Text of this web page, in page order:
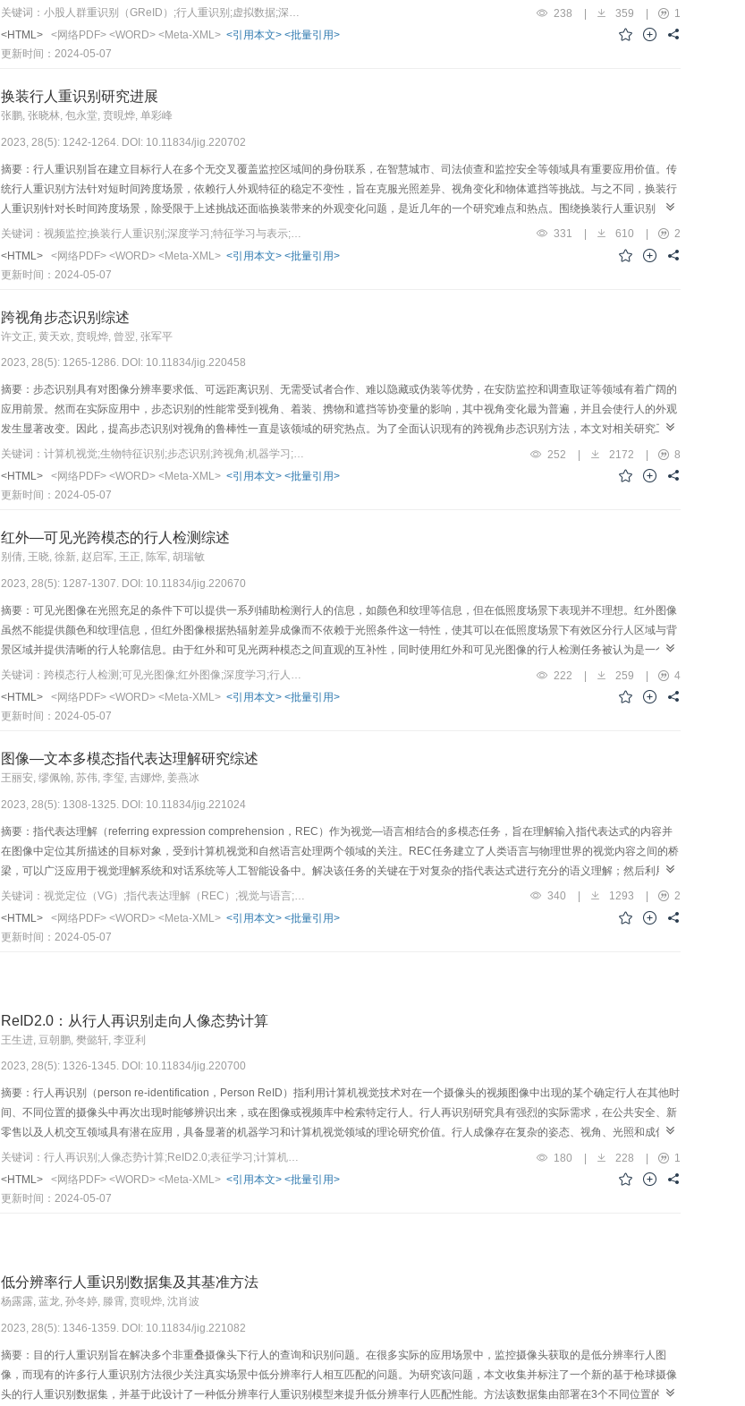
别技术的研究进展进行了全面的梳理回顾。首先简要介绍本领域的研究背景，对基本概念、数据集和相关技术进行了简要总结。在此基础上，对
多种小股人群重识别算法进行了详细的介绍，并在多个数据集上对前沿算法进行性能对比。最后，对该任务进行展望。整体而言，与行人重识别
相比，小股人群重识别的现有方法在具体场景下的特定挑战性能表现欠佳，还需要从数据收集和方法设计两方面进一步探讨。此外，现有的小股
推动。
关键词：小股人群重识别（GReID）;行人重识别;虚拟数据;深度学习;特征学习;度量学习;Transformer 238 | 359 |
1
<HTML>
<网络PDF> <WORD> <Meta-XML> <引用本文> <批量引用>
更新时间：2024-05-07
换装行人重识别研究进展
张鹏, 张晓林, 包永堂, 贲晛烨, 单彩峰
2023, 28(5): 1242-1264. DOI: 10.11834/jig.220702
摘要：行人重识别旨在建立目标行人在多个无交叉覆盖监控区域间的身份联系，在智慧城市、司法侦查和监控安全等领域具有重要应用价值。传
统行人重识别方法针对短时间跨度场景，依赖行人外观特征的稳定不变性，旨在克服光照差异、视角变化和物体遮挡等挑战。与之不同，换装行
人重识别针对长时间跨度场景，除受限于上述挑战还面临换装带来的外观变化问题，是近几年的一个研究难点和热点。围绕换装行人重识别，本
文从数据集和解决方法两个方面综述国内外研究进展，探讨面临的挑战和难点。首先，梳理并比较了当前针对换装行人重识别的数据集，从采集
方式、行人及样本数量等方面分析其挑战性和面临的局限性。然后，在简单回顾换装行人重识别发展历史的基础上，将其归纳为基于非视觉传感
器的方法和基于视觉相机的方法两类。针对基于非视觉传感器的方法，介绍了深度传感器、射频信号等在换装行人重识别中的应用。针对基于视
当前换装行人重识别面临的问题并展望未来的发展趋势，旨在为相关研究提供参考。
关键词：视频监控;换装行人重识别;深度学习;特征学习与表示;生物特征;特征解耦;数据驱动学习 331 610
2
<HTML>
<网络PDF> <WORD> <Meta-XML> <引用本文> <批量引用>
更新时间：2024-05-07
跨视角步态识别综述
许文正, 黄天欢, 贲晛烨, 曾翌, 张军平
2023, 28(5): 1265-1286. DOI: 10.11834/jig.220458
摘要：步态识别具有对图像分辨率要求低、可远距离识别、无需受试者合作、难以隐藏或伪装等优势，在安防监控和调查取证等领域有着广阔的
应用前景。然而在实际应用中，步态识别的性能常受到视角、着装、携物和遮挡等协变量的影响，其中视角变化最为普遍，并且会使行人的外观
发生显著改变。因此，提高步态识别对视角的鲁棒性一直是该领域的研究热点。为了全面认识现有的跨视角步态识别方法，本文对相关研究工作
进行了梳理和综述。首先，从基本概念、数据采集方式和发展历程等角度简要介绍了该领域的研究背景，在此基础上，整理并分析了基于视频的
主流跨视角步态数据库；然后，从基于3维步态信息的识别方法、基于视角转换模型的识别方法、基于视角不变特征的识别方法和基于深度学习
的识别方法4个方面详细介绍了跨视角步态识别方法。最后，在CASIA-B（CASIA gait database， dataset B）、OU-ISIR LP（OU-ISIR gait
表性方法的性能进行了对比分析，并指出跨视角步态识别的未来研究方向。
关键词：计算机视觉;生物特征识别;步态识别;跨视角;机器学习;深度学习;神经网络 252 2172
8
<HTML>
<网络PDF> <WORD> <Meta-XML> <引用本文> <批量引用>
更新时间：2024-05-07
红外—可见光跨模态的行人检测综述
别倩, 王晓, 徐新, 赵启军, 王正, 陈军, 胡瑞敏
2023, 28(5): 1287-1307. DOI: 10.11834/jig.220670
摘要：可见光图像在光照充足的条件下可以提供一系列辅助检测行人的信息，如颜色和纹理等信息，但在低照度场景下表现并不理想。红外图像
虽然不能提供颜色和纹理信息，但红外图像根据热辐射差异成像而不依赖于光照条件这一特性，使其可以在低照度场景下有效区分行人区域与背
景区域并提供清晰的行人轮廓信息。由于红外和可见光两种模态之间直观的互补性，同时使用红外和可见光图像的行人检测任务被认为是一个很
有前景的研究方向，受到了广泛关注，大幅促进了在安防（如安全监控和自动驾驶）和疫情防控等领域应用的发展。本文对红外—可见光跨模态
的行人检测工作进行全面梳理，并对未来方向进行深入思考。首先，该课题具有独特性质。可见光图像对应三通道的颜色信息而红外图像对应单
通道的温差信息，如何在两种模态存在本质差异的前提下，充分利用二者的互补性是红外—可见光跨模态行人检测领域的核心挑战和主要任务。
准和融合不充分两类问题。针对实际应用难的问题，又分为标注成本、实时检测和硬件成本3类问题。本文依次对跨模态行人检测的主要研究方
向展开细致且全面的描述并进行相应的总结。然后，详细地介绍与跨模态行人检测相关的数据集和评价指标，并以不同的评价指标对相关方法在
关键词：跨模态行人检测;可见光图像;红外图像;深度学习;行人检测 222 | 259 |
4
<HTML>
<网络PDF> <WORD> <Meta-XML> <引用本文> <批量引用>
更新时间：2024-05-07
图像—文本多模态指代表达理解研究综述
王丽安, 缪佩翰, 苏伟, 李玺, 吉娜烨, 姜燕冰
2023, 28(5): 1308-1325. DOI: 10.11834/jig.221024
摘要：指代表达理解（referring expression comprehension，REC）作为视觉—语言相结合的多模态任务，旨在理解输入指代表达式的内容并
在图像中定位其所描述的目标对象，受到计算机视觉和自然语言处理两个领域的关注。REC任务建立了人类语言与物理世界的视觉内容之间的桥
梁，可以广泛应用于视觉理解系统和对话系统等人工智能设备中。解决该任务的关键在于对复杂的指代表达式进行充分的语义理解；然后利用语
义信息对包含多个对象的图像进行关系推理以及对象筛选，最终在图像中唯一地定位目标对象。本文从计算机视觉的视角出发对REC任务进行了
综述，首先介绍该任务的通用处理流程。然后，重点对REC领域现有方法进行分类总结，根据视觉数据表征粒度的不同，划分为基于区域卷积粒
度视觉表征、基于网格卷积粒度视觉表征以及基于图像块粒度视觉表征的方法；并进一步按照视觉—文本特征融合模块的建模方式进行了更细粒
340 1293
2
<HTML>
<网络PDF> <WORD> <Meta-XML> <引用本文> <批量引用>
更新时间：2024-05-07
ReID2.0：从行人再识别走向人像态势计算
王生进, 豆朝鹏, 樊懿轩, 李亚利
2023, 28(5): 1326-1345. DOI: 10.11834/jig.220700
摘要：行人再识别（person re-identification，Person ReID）指利用计算机视觉技术对在一个摄像头的视频图像中出现的某个确定行人在其他时
间、不同位置的摄像头中再次出现时能够辨识出来，或在图像或视频库中检索特定行人。行人再识别研究具有强烈的实际需求，在公共安全、新
零售以及人机交互领域具有潜在应用，具备显著的机器学习和计算机视觉领域的理论研究价值。行人成像存在复杂的姿态、视角、光照和成像质
量等变化，同时也有一定范围的遮挡等难点，因此行人再识别面临着非常大的技术挑战。近年来，学术界和产业界投入了巨大的人力和资源研究
该问题，并取得了一定进展，在多个数据集上的平均准确率均值（mean average precision，mAP）有了较大提升，并部分开始实际应用。尽管
如此，当前行人再识别研究主要还是侧重于服装表观的特征，缺乏对行人表观显式的多视角观测和描述，这与人类观测的机理不尽相符。本文旨
关键词：行人再识别;人像态势计算;ReID2.0;表征学习;计算机视觉 180 | 228 |
1
<HTML>
<网络PDF> <WORD> <Meta-XML> <引用本文> <批量引用>
更新时间：2024-05-07
低分辨率行人重识别数据集及其基准方法
杨露露, 蓝龙, 孙冬婷, 滕霄, 贲晛烨, 沈肖波
2023, 28(5): 1346-1359. DOI: 10.11834/jig.221082
摘要：目的行人重识别旨在解决多个非重叠摄像头下行人的查询和识别问题。在很多实际的应用场景中，监控摄像头获取的是低分辨率行人图
像，而现有的许多行人重识别方法很少关注真实场景中低分辨率行人相互匹配的问题。为研究该问题，本文收集并标注了一个新的基于枪球摄像
头的行人重识别数据集，并基于此设计了一种低分辨率行人重识别模型来提升低分辨率行人匹配性能。方法该数据集由部署在3个不同位置的枪